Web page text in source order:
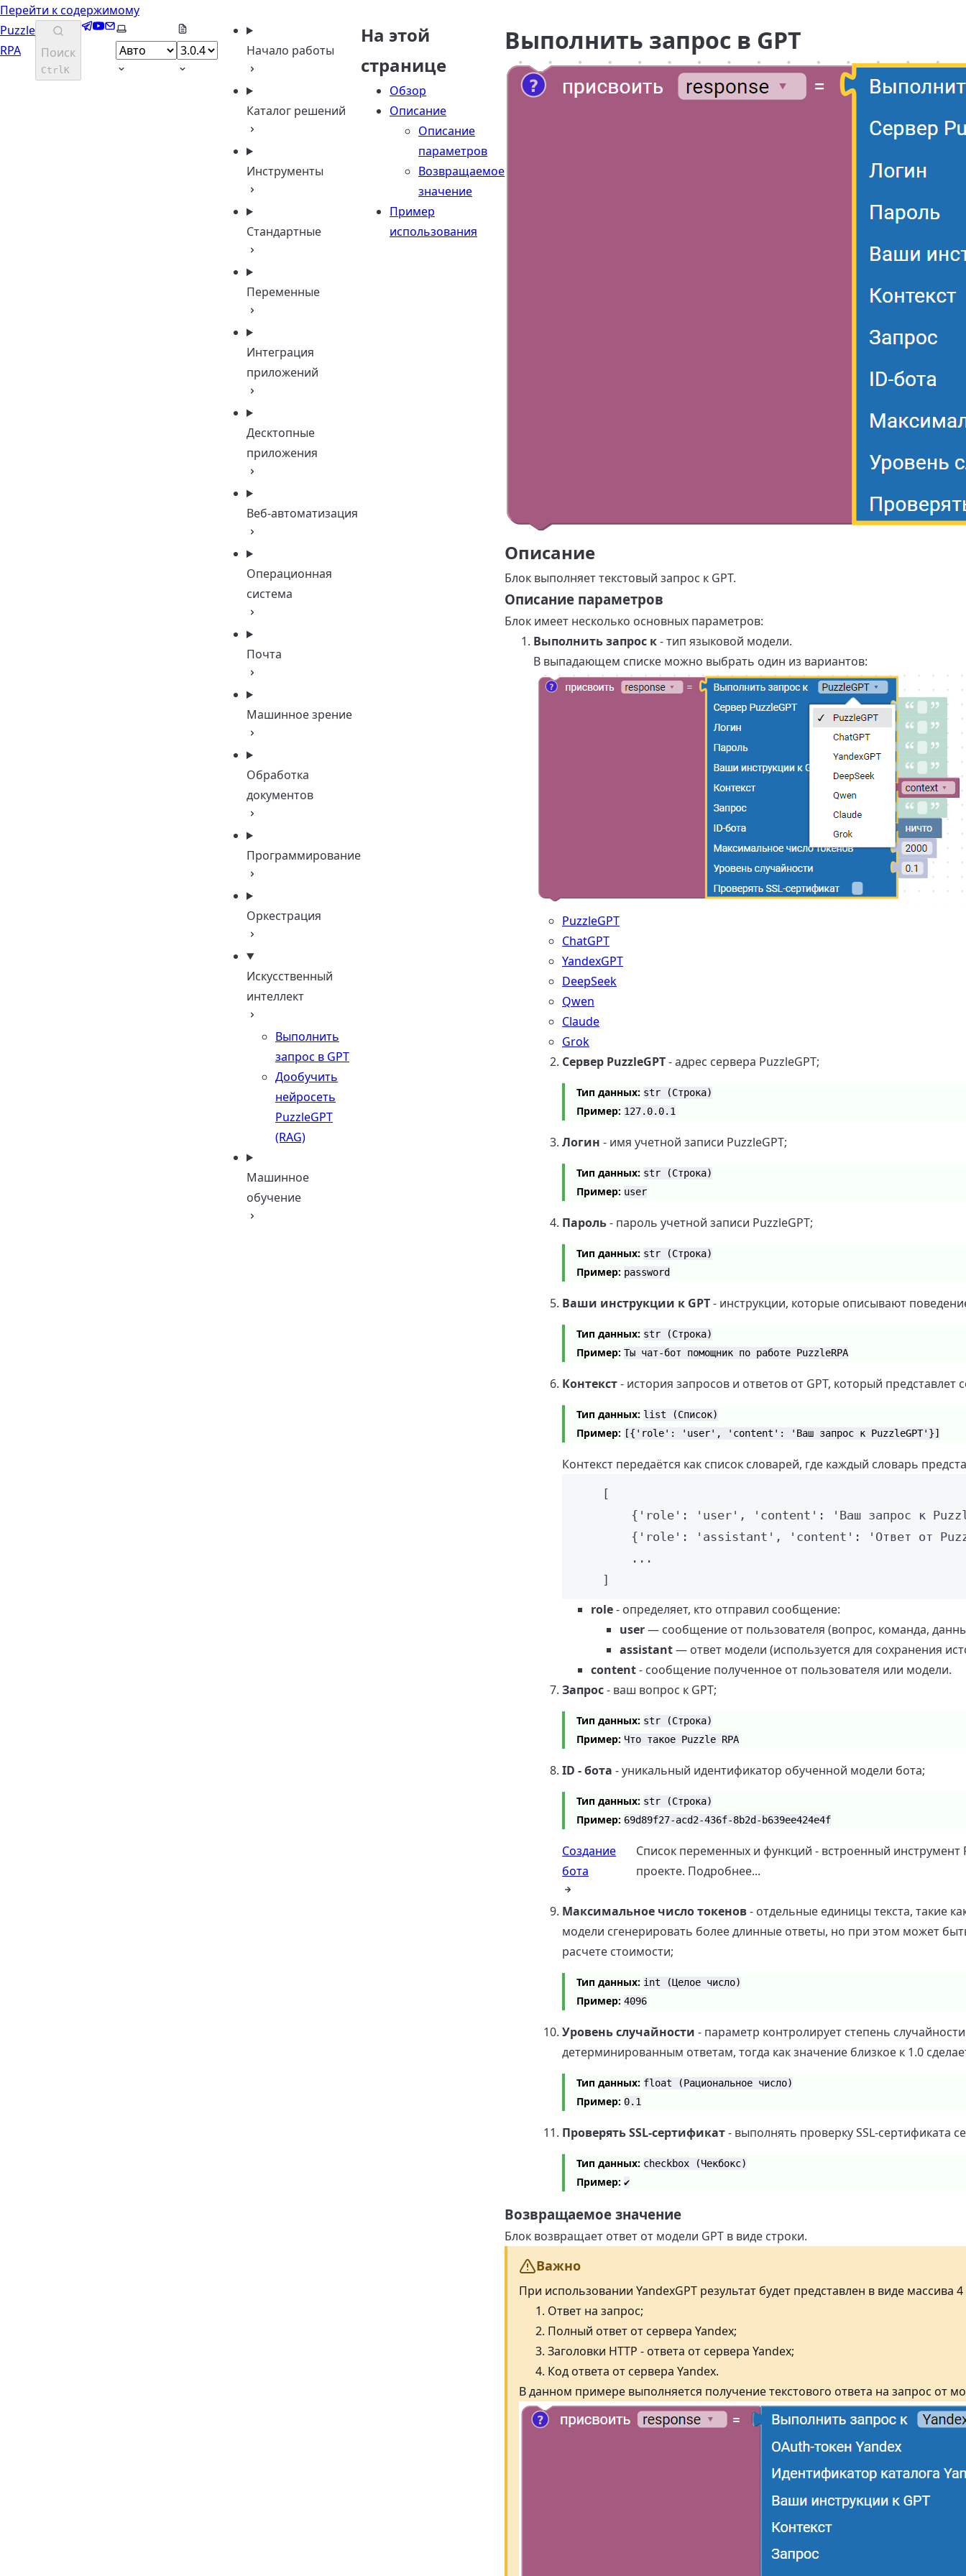
Перейти к содержимому
Puzzle
RPA
Поиск
CtrlK
Telegram
YouTube
EmailВыберите тему
Начало работы
Каталог решений
Инструменты
Стандартные
Переменные
Интеграция
приложений
Десктопные
приложения
Веб-автоматизация
Операционная
система
Почта
Машинное зрение
Обработка
документов
Программирование
Оркестрация
Искусственный
интеллект
Выполнить
запрос в GPT
Дообучить
нейросеть
PuzzleGPT
(RAG)
Машинное
обучение
На этой
странице
Обзор
Описание
Описание
параметров
Возвращаемое
значение
Пример
использования
Выполнить запрос в GPT
Описание
Блок выполняет текстовый запрос к GPT.
Описание параметров
Блок имеет несколько основных параметров:
Выполнить запрос к- тип языковой модели.
В выпадающем списке можно выбрать один из вариантов:
PuzzleGPT
ChatGPT
YandexGPT
DeepSeek
Qwen
Claude
Grok
Сервер PuzzleGPT- адрес сервера PuzzleGPT;
Тип данных: str (Строка)
Пример: 127.0.0.1
Логин - имя учетной записи PuzzleGPT;
Тип данных: str (Строка)
Пример: user
Пароль- пароль учетной записи PuzzleGPT;
Тип данных: str (Строка)
Пример: password
Ваши инструкции к GPT- инструкции, которые описывают
Тип данных: str (Строка)
Пример: Ты чат-бот помощник по работе PuzzleRPA
Контекст- история запросов и ответов от GPT, который
Тип данных: list (Список)
Пример: [{'role': 'user', 'content': 'Ваш запрос к PuzzleGPT'}]
Контекст передаётся как список словарей, где каждый словарь
[
{'role': 'user', 'content': 'Ваш запрос к
{'role': 'assistant', 'content': 'Ответ от
...
]
role- определяет, кто отправил сообщение:
user— сообщение от пользователя (вопрос, команда,
assistant— ответ модели (используется для сохранения
content- сообщение полученное от пользователя или модели.
Запрос- ваш вопрос к GPT;
Тип данных: str (Строка)
Пример: Что такое Puzzle RPA
ID - бота - уникальный идентификатор обученной модели бота;
Тип данных: str (Строка)
Пример: 69d89f27-acd2-436f-8b2d-b639ee424e4f
Создание
бота
Список переменных и функций - встроенный
проекте. Подробнее...
Максимальное число токенов- отдельные единицы текста, такие
модели сгенерировать более длинные ответы, но при этом может
расчете стоимости;
Тип данных: int (Целое число)
Пример: 4096
Уровень случайности - параметр контролирует степень
детерминированным ответам, тогда как значение близкое к 1.0
Тип данных: float (Рациональное число)
Пример: 0.1
Проверять SSL-сертификат- выполнять проверку SSL-сертификата
Тип данных: checkbox (Чекбокс)
Пример: ✔
Возвращаемое значение
Блок возвращает ответ от модели GPT в виде строки.
Важно
При использовании YandexGPT результат будет представлен в виде массива
Ответ на запрос;
Полный ответ от сервера Yandex;
Заголовки HTTP - ответа от сервера Yandex;
Код ответа от сервера Yandex.
В данном примере выполняется получение текстового ответа на запрос от